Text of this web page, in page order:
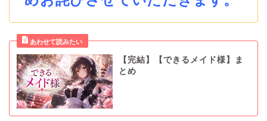
【完結】【できるメイド様】ま
とめ